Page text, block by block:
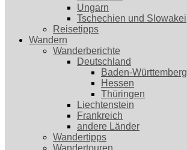
Ungarn
Tschechien und Slowakei
Reisetipps
Wandern
Wanderberichte
Deutschland
Baden-Württemberg
Hessen
Thüringen
Liechtenstein
Frankreich
andere Länder
Wandertipps
Wandertouren